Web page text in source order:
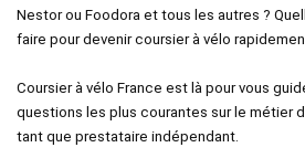
Nestor ou Foodora et tous les autres ?
faire pour devenir coursier à vélo
Coursier à vélo France est là pour vous
questions les plus courantes sur le métier
tant que prestataire indépendant.